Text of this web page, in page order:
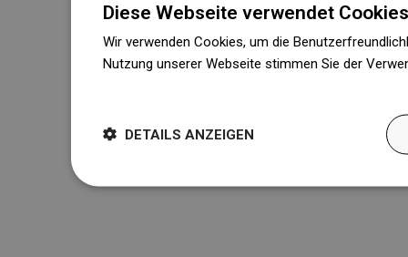
Diese Webseite verwendet
Wir verwenden Cookies, um die
Nutzung unserer Webseite stimmen Sie der
DETAILS ANZEIGEN